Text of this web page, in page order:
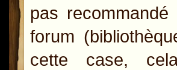
pas
forum
cette case,